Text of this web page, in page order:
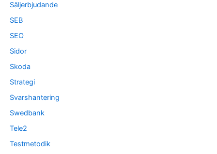
Säljerbjudande
SEB
SEO
Sidor
Skoda
Strategi
Svarshantering
Swedbank
Tele2
Testmetodik